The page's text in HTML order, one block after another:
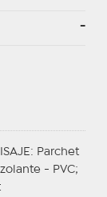
-
: Parchet
- PVC;